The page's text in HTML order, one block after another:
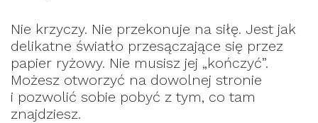
Nie krzyczy. Nie przekonuje na siłę. Jest jak
delikatne światło przesączające się przez
papier ryżowy. Nie musisz jej „kończyć”.
Możesz otworzyć na dowolnej stronie
i pozwolić sobie pobyć z tym, co tam
znajdziesz.